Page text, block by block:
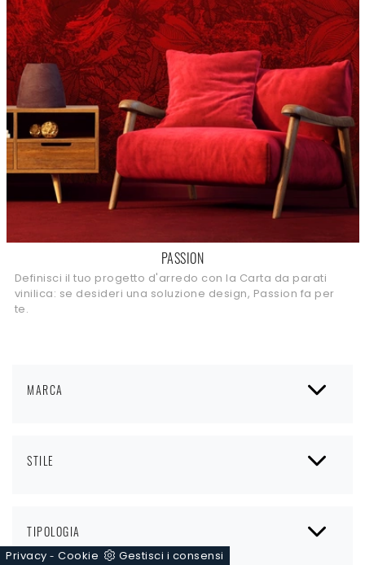
MARCA
STILE
TIPOLOGIA
PASSION
Definisci il tuo progetto d'arredo con la Carta da parati
vinilica: se desideri una soluzione design, Passion fa per
te.
Privacy - Cookie Gestisci i consensi